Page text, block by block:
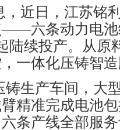
，近日，江苏铭
——六条动力电池
陆续投产。从原
一体化压铸智
铸生产车间，大
精准完成电池
条产线全部服